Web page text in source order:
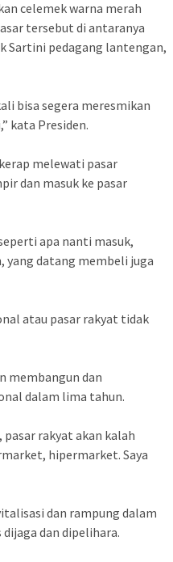
celemek warna merah
tersebut di antaranya
Sartini pedagang lantengan,
bisa segera meresmikan
kata Presiden.
melewati pasar
dan masuk ke pasar
apa nanti masuk,
yang datang membeli juga
atau pasar rakyat tidak
membangun dan
dalam lima tahun.
rakyat akan kalah
hipermarket. Saya
dan rampung dalam
dan dipelihara.